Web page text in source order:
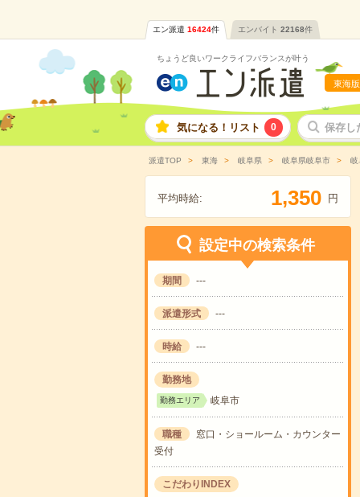
エン派遣 16424件 エンバイト 22168件
ちょうど良いワークライフバランスが叶う
東海版
気になる！リスト 0 保存し
派遣TOP 東海 岐阜県 岐阜県岐阜市 岐
平均時給: 1,350 円
設定中の検索条件
期間 ---
派遣形式 ---
時給 ---
勤務地
勤務エリア 岐阜市
職種
窓口・ショールーム・カウンター
受付
こだわりINDEX